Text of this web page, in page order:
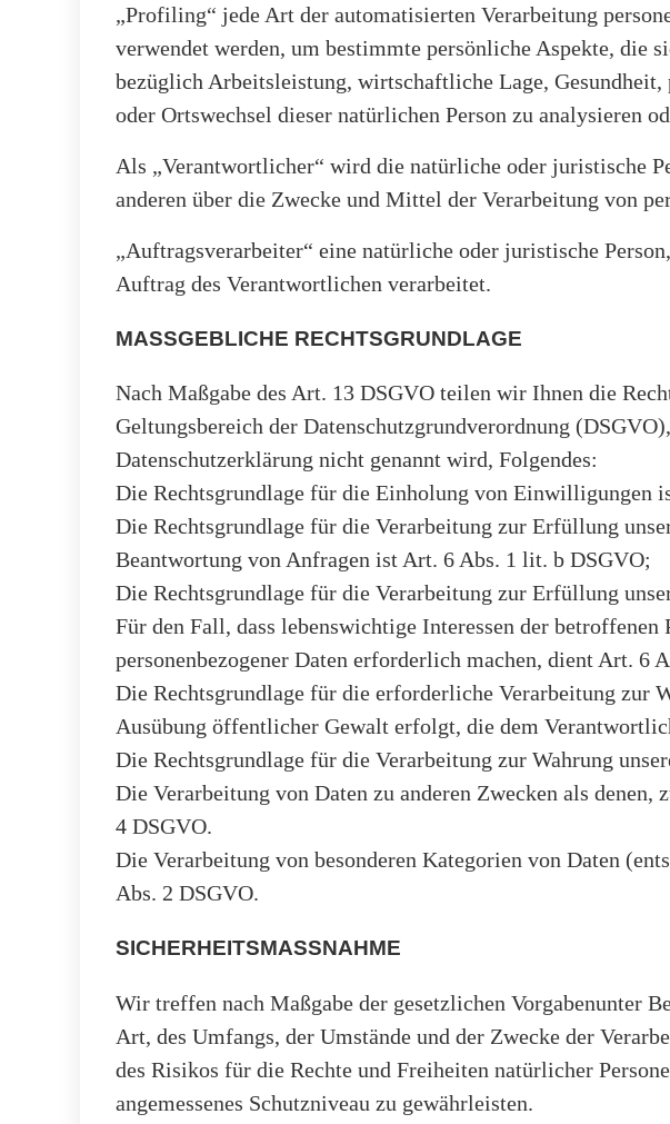
„Profiling“ jede Art der automatisierten Verarbeitung
verwendet werden, um bestimmte persönliche Aspekte, die
bezüglich Arbeitsleistung, wirtschaftliche Lage,
oder Ortswechsel dieser natürlichen Person zu analysieren
Als „Verantwortlicher“ wird die natürliche oder juristische
anderen über die Zwecke und Mittel der Verarbeitung von
„Auftragsverarbeiter“ eine natürliche oder juristische
Auftrag des Verantwortlichen verarbeitet.
MASSGEBLICHE RECHTSGRUNDLAGE
Nach Maßgabe des Art. 13 DSGVO teilen wir Ihnen die
Geltungsbereich der Datenschutzgrundverordnung
Datenschutzerklärung nicht genannt wird, Folgendes:
Die Rechtsgrundlage für die Einholung von Einwilligungen
Die Rechtsgrundlage für die Verarbeitung zur Erfüllung
Beantwortung von Anfragen ist Art. 6 Abs. 1 lit. b DSGVO;
Die Rechtsgrundlage für die Verarbeitung zur Erfüllung
Für den Fall, dass lebenswichtige Interessen der
personenbezogener Daten erforderlich machen, dient Art. 6
Die Rechtsgrundlage für die erforderliche Verarbeitung zur
Ausübung öffentlicher Gewalt erfolgt, die dem
Die Rechtsgrundlage für die Verarbeitung zur Wahrung
Die Verarbeitung von Daten zu anderen Zwecken als denen,
4 DSGVO.
Die Verarbeitung von besonderen Kategorien von Daten
Abs. 2 DSGVO.
SICHERHEITSMASSNAHME
Wir treffen nach Maßgabe der gesetzlichen Vorgabenunter
Art, des Umfangs, der Umstände und der Zwecke der
des Risikos für die Rechte und Freiheiten natürlicher
angemessenes Schutzniveau zu gewährleisten.